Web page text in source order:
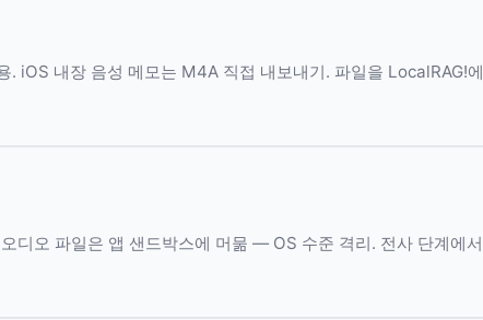
. iOS 내장 음성 메모는 M4A 직접 내보내기. 파일을 LocalRAG!에
디오 파일은 앱 샌드박스에 머묾 — OS 수준 격리. 전사 단계에서